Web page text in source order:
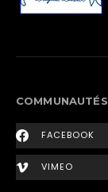
COMMUNAUTÉS
FACEBOOK
VIMEO